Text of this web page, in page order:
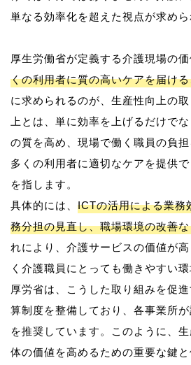
単なる効率化を超えた視点が求めら
厚生労働省が定義する介護現場の価
くの利用者に質の高いケアを届け
に求められるのが、生産性向上の
上とは、単に効率を上げるだけで
の質を高め、現場で働く職員の負
多くの利用者に適切なケアを提供
を指します。
具体的には、 ICTの活用による業務
務分担の見直し、職場環境の改善
れにより、介護サービスの価値が
く介護職員にとっても働きやすい環
厚労省は、こうした取り組みを促
算制度を整備しており、各事業所
を推奨しています。このように、
体の価値を高めるための重要な鍵